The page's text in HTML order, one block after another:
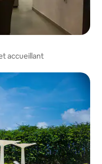
accueillant